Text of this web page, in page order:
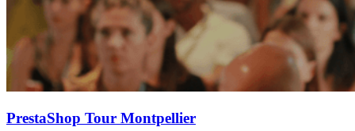
PrestaShop Tour Montpellier